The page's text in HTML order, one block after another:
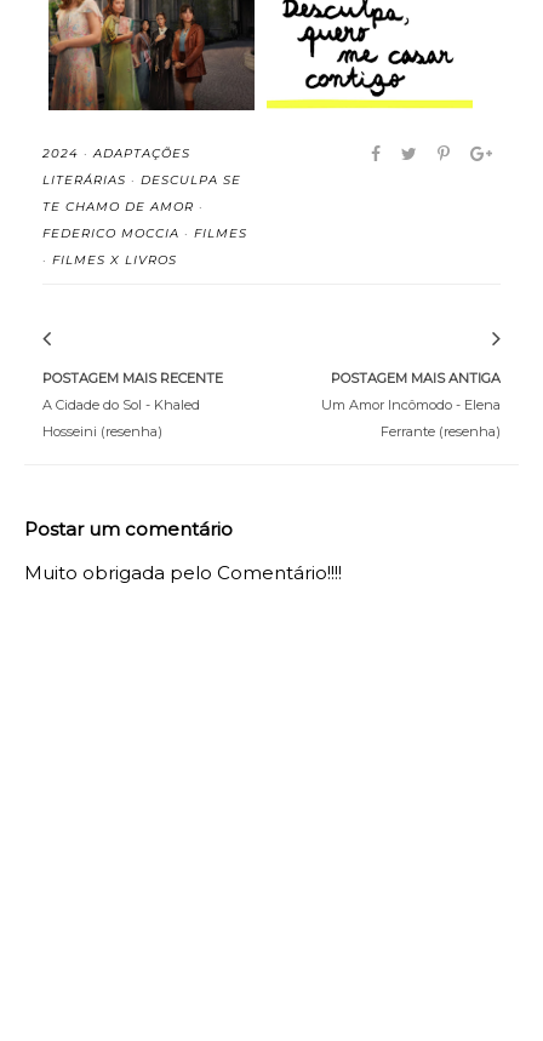
(2026) (Série)
casar contigo (D...
2024 ·ADAPTAÇÕES
LITERÁRIAS · DESCULPA SE
TE CHAMO DE AMOR ·
FEDERICO MOCCIA · FILMES
· FILMES X LIVROS
POSTAGEM MAIS RECENTE
A Cidade do Sol - Khaled
Hosseini (resenha)
POSTAGEM MAIS ANTIGA
Um Amor Incômodo - Elena
Ferrante (resenha)
Postar um comentário
Muito obrigada pelo Comentário!!!!